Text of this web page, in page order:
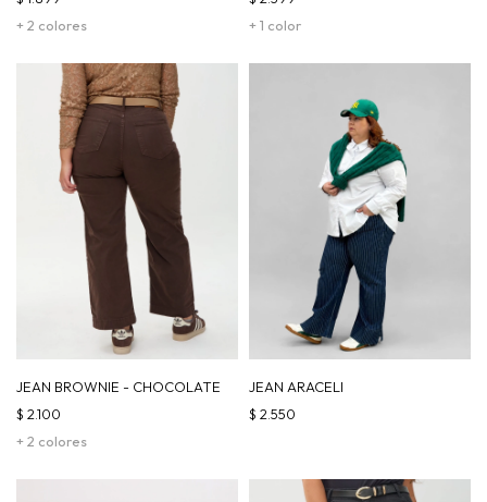
+ 2 colores
+ 1 color
JEAN BROWNIE - CHOCOLATE
+ 2 colores
$ 2.100
JEAN ARACELI
$ 2.550